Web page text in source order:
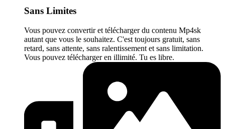
Sans Limites
Vous pouvez convertir et télécharger du contenu Mp4sk
autant que vous le souhaitez. C'est toujours gratuit, sans
retard, sans attente, sans ralentissement et sans limitation.
Vous pouvez télécharger en illimité. Tu es libre.